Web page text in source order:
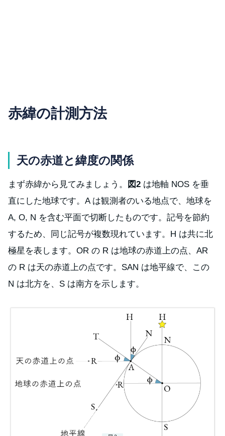
赤緯の計測方法
天の赤道と緯度の関係
まず赤緯から見てみましょう。 図2 は地軸 NOS を垂
直にした地球です。A は観測者のいる地点で、地球を
A, O, N を含む平面で切断したものです。記号を節約
するため、同じ記号が複数現れています。H は共に北
極星を表します。OR の R は地球の赤道上の点、AR
の R は天の赤道上の点です。SAN は地平線で、この
N は北方を、S は南方を示します。